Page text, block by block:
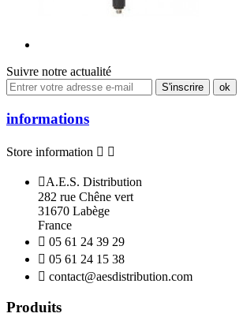
Suivre notre actualité
informations
Store information  
A.E.S. Distribution
282 rue Chêne vert
31670 Labège
France
 05 61 24 39 29
 05 61 24 15 38
 contact@aesdistribution.com
Produits